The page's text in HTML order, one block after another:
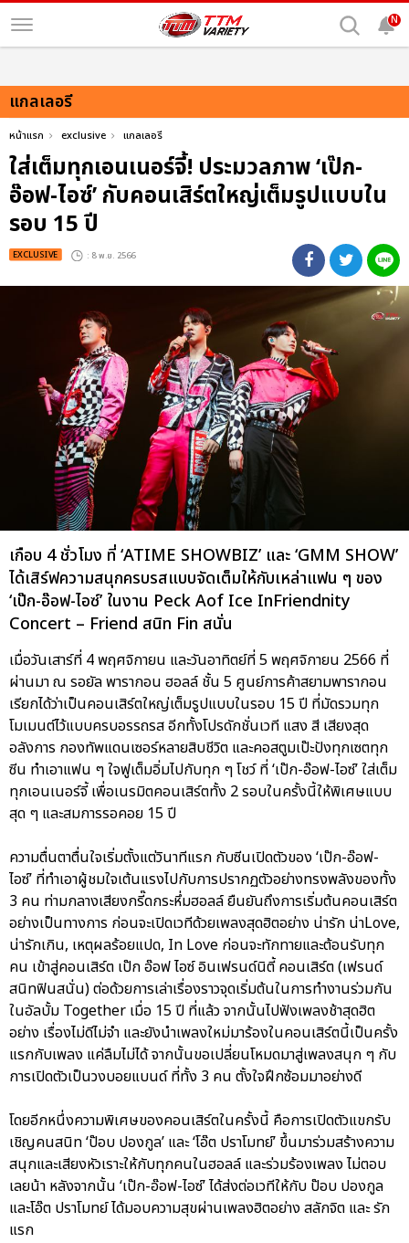
N
แกลเลอรี
หน้าแรก exclusive แกลเลอรี
ใส่เต็มทุกเอนเนอร์จี้! ประมวลภาพ ‘เป๊ก-
อ๊อฟ-ไอซ์’ กับคอนเสิร์ตใหญ่เต็มรูปแบบใน
รอบ 15 ปี
EXCLUSIVE : 8 พ.ย. 2566
เกือบ 4 ชั่วโมง ที่ ‘ATIME SHOWBIZ’ และ ‘GMM SHOW’
ได้เสิร์ฟความสนุกครบรสแบบจัดเต็มให้กับเหล่าแฟน ๆ ของ
‘เป๊ก-อ๊อฟ-ไอซ์’ ในงาน Peck Aof Ice InFriendnity
Concert – Friend สนิท Fin สนั่น
เมื่อวันเสาร์ที่ 4 พฤศจิกายน และวันอาทิตย์ที่ 5 พฤศจิกายน 2566 ที่
ผ่านมา ณ รอยัล พารากอน ฮอลล์ ชั้น 5 ศูนย์การค้าสยามพารากอน
เรียกได้ว่าเป็นคอนเสิร์ตใหญ่เต็มรูปแบบในรอบ 15 ปี ที่มัดรวมทุก
โมเมนต์ไว้แบบครบอรรถรส อีกทั้งโปรดักชั่นเวที แสง สี เสียงสุด
อลังการ กองทัพแดนเซอร์หลายสิบชีวิต และคอสตูมเป๊ะปังทุกเซตทุก
ซีน ทำเอาแฟน ๆ ใจฟูเต็มอิ่มไปกับทุก ๆ โชว์ ที่ ‘เป๊ก-อ๊อฟ-ไอซ์’ ใส่เต็ม
ทุกเอนเนอร์จี้ เพื่อเนรมิตคอนเสิร์ตทั้ง 2 รอบในครั้งนี้ให้พิเศษแบบ
สุด ๆ และสมการรอคอย 15 ปี
ความตื่นตาตื่นใจเริ่มตั้งแต่วินาทีแรก กับซีนเปิดตัวของ ‘เป๊ก-อ๊อฟ-
ไอซ์’ ที่ทำเอาผู้ชมใจเต้นแรงไปกับการปรากฏตัวอย่างทรงพลังของทั้ง
3 คน ท่ามกลางเสียงกรี๊ดกระหึ่มฮอลล์ ยืนยันถึงการเริ่มต้นคอนเสิร์ต
อย่างเป็นทางการ ก่อนจะเปิดเวทีด้วยเพลงสุดฮิตอย่าง น่ารัก น่าLove,
น่ารักเกิน, เหตุผลร้อยแปด, In Love ก่อนจะทักทายและต้อนรับทุก
คน เข้าสู่คอนเสิร์ต เป๊ก อ๊อฟ ไอซ์ อินเฟรนด์นิตี้ คอนเสิร์ต (เฟรนด์
สนิทฟินสนั่น) ต่อด้วยการเล่าเรื่องราวจุดเริ่มต้นในการทำงานร่วมกัน
ในอัลบั้ม Together เมื่อ 15 ปี ที่แล้ว จากนั้นไปฟังเพลงช้าสุดฮิต
อย่าง เรื่องไม่ดีไม่จำ และยังนำเพลงใหม่มาร้องในคอนเสิร์ตนี้เป็นครั้ง
แรกกับเพลง แค่ลืมไม่ได้ จากนั้นขอเปลี่ยนโหมดมาสู่เพลงสนุก ๆ กับ
การเปิดตัวเป็นวงบอยแบนด์ ที่ทั้ง 3 คน ตั้งใจฝึกซ้อมมาอย่างดี
โดยอีกหนึ่งความพิเศษของคอนเสิร์ตในครั้งนี้ คือการเปิดตัวแขกรับ
เชิญคนสนิท ‘ป๊อบ ปองกูล’ และ ‘โอ๊ต ปราโมทย์’ ขึ้นมาร่วมสร้างความ
สนุกและเสียงหัวเราะให้กับทุกคนในฮอลล์ และร่วมร้องเพลง ไม่ตอบ
เลยน้า หลังจากนั้น ‘เป๊ก-อ๊อฟ-ไอซ์’ ได้ส่งต่อเวทีให้กับ ป๊อบ ปองกูล
และโอ๊ต ปราโมทย์ ได้มอบความสุขผ่านเพลงฮิตอย่าง สลักจิต และ รัก
แรก